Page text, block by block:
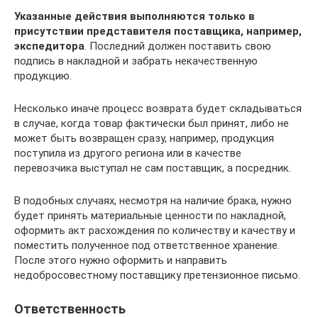
Указанные действия выполняются только в
присутствии представителя поставщика, например,
экспедитора. Последний должен поставить свою
подпись в накладной и забрать некачественную
продукцию.
Несколько иначе процесс возврата будет складываться
в случае, когда товар фактически был принят, либо не
может быть возвращен сразу, например, продукция
поступила из другого региона или в качестве
перевозчика выступал не сам поставщик, а посредник.
В подобных случаях, несмотря на наличие брака, нужно
будет принять материальные ценности по накладной,
оформить акт расхождения по количеству и качеству и
поместить полученное под ответственное хранение.
После этого нужно оформить и направить
недобросовестному поставщику претензионное письмо.
Ответственность